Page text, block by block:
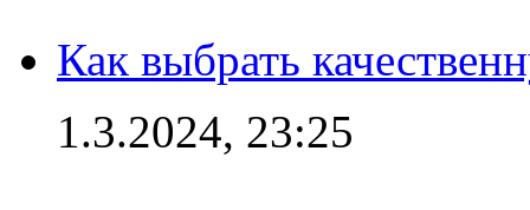
Как выбрать
1.3.2024, 23:25